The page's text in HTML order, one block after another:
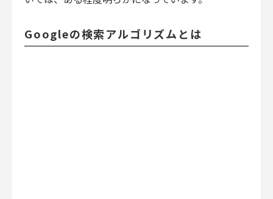
Googleの検索アルゴリズムとは